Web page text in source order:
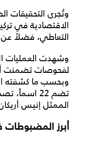
وتُجرى التحقيقات
الاقتصادية في
التعاطي، فضلاً
وشهدت العمليات
لفحوصات تضمنت
وبحسب ما كشفته
تضم 22
الممثل إنيس
أبرز